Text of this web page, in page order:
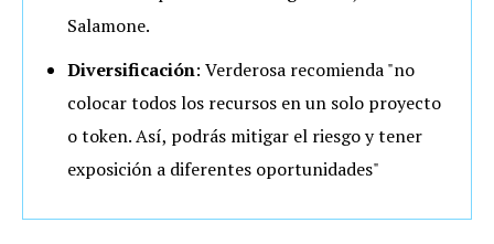
Salamone.
Diversificación: Verderosa recomienda "no
colocar todos los recursos en un solo proyecto
o token. Así, podrás mitigar el riesgo y tener
exposición a diferentes oportunidades"